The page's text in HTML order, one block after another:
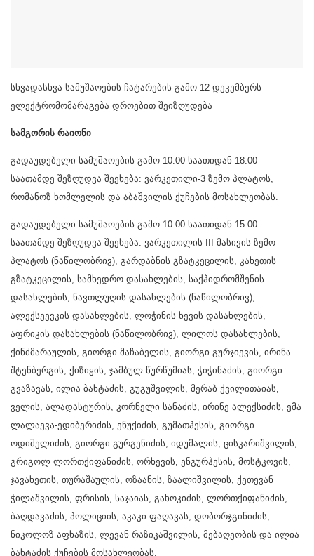
სხვადასხვა სამუშაოების ჩატარების გამო 12 დეკემბერს
ელექტრომომარაგება დროებით შეიზღუდება
სამგორის რაიონი
გადაუდებელი სამუშაოების გამო 10:00 საათიდან 18:00
საათამდე შეზღუდვა შეეხება: ვარკეთილი-3 ზემო პლატოს,
რომანოზ ხომლელის და აბაშვილის ქუჩების მოსახლეობას.
გადაუდებელი სამუშაოების გამო 10:00 საათიდან 15:00
საათამდე შეზღუდვა შეეხება: ვარკეთილის III მასივის ზემო
პლატოს (ნაწილობრივ), გარდაბნის გზატკეცილის, კახეთის
გზატკეცილის, სამხედრო დასახლების, საქჰიდრომშენის
დასახლების, ნავთლუღის დასახლების (ნაწილობრივ),
ალექსეევკის დასახლების, ლოჭინის ხევის დასახლების,
აფრიკის დასახლების (ნაწილობრივ), ლილოს დასახლების,
ქინძმარაულის, გიორგი მაჩაბელის, გიორგი გურჯიევის, ირინა
შტენბერგის, ქიზიყის, ჯამბულ წურწუმიას, ჭიჭინაძის, გიორგი
გვაზავას, ილია ბახტაძის, გუგუშვილის, მერაბ ქვილითაიას,
ველის, ალადასტურის, კორნელი სანაძის, ირინე ალექსიძის, ემა
ლალაევა-ედიბერიძის, ენუქიძის, გუმათჰესის, გიორგი
ოდიშელიძის, გიორგი გურგენიძის, იდუმალის, ცისკარიშვილის,
გრიგოლ ლორთქიფანიძის, ორხევის, ენგურჰესის, მოსტკოვის,
ჯავახეთის, თურაშაულის, ოზაანის, ზაალიშვილის, ქეთევან
ჭილაშვილის, ფრისის, საჯაიას, გახოკიძის, ლორთქიფანიძის,
ბაღდავაძის, პოლიციის, აკაკი ფაღავას, დობორჯგინიძის,
ნიკოლოზ აფხაზის, ლევან რაზიკაშვილის, მებაღეობის და ილია
ბახტაძის ქუჩების მოსახლეობას.